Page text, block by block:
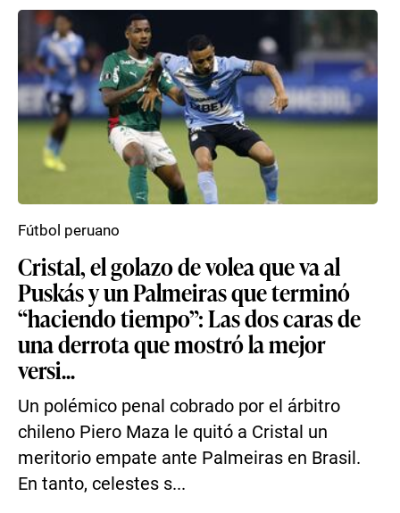
Cristal, el golazo de volea que va al
Puskás y un Palmeiras que terminó
“haciendo tiempo”: Las dos caras de
una derrota que mostró la mejor
versi...
Un polémico penal cobrado por el árbitro
chileno Piero Maza le quitó a Cristal un
meritorio empate ante Palmeiras en Brasil.
En tanto, celestes s...
Fútbol peruano